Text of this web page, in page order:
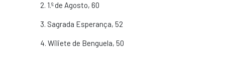
2. 1.º de Agosto, 60
3. Sagrada Esperança, 52
4. Wiliete de Benguela, 50